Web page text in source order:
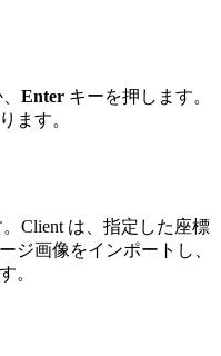
Enter キーを押します。
ます。
Client は、指定した座標
ジ画像をインポートし、
。